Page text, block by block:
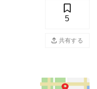
5
共有する